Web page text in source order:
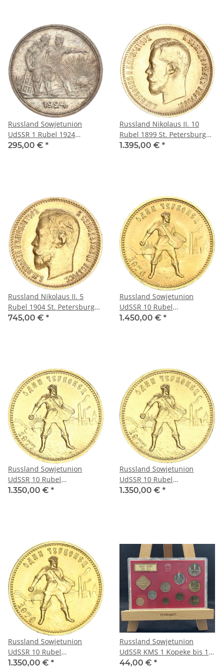
Russland Sowjetunion
UdSSR 1 Rubel 1924
Leningrad Silber vz-stgl.
295,00 € *
Russland Nikolaus II. 10
Rubel 1899 St. Petersburg
Gold ss-vz
1.395,00 € *
Russland Nikolaus II. 5
Rubel 1904 St. Petersburg
Gold ss-vz
745,00 € *
Russland Sowjetunion
UdSSR 10 Rubel
(Tscherwonez) 1976 Moskau
1.450,00 € *
Russland Sowjetunion
UdSSR 10 Rubel
(Tscherwonez) 1977 MMD
1.350,00 € *
Russland Sowjetunion
UdSSR 10 Rubel
(Tscherwonez) 1977 MMD
1.350,00 € *
Russland Sowjetunion
UdSSR 10 Rubel
(Tscherwonez) 1979 MMD
1.350,00 € *
Russland Sowjetunion
UdSSR KMS 1 Kopeke bis 1
Rubel 1991 Kursmünzensatz
44,00 € *